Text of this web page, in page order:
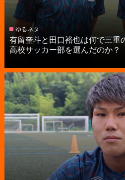
ゆるネタ
有留奎斗と田口裕也は何で三重
高校サッカー部を選んだのか？